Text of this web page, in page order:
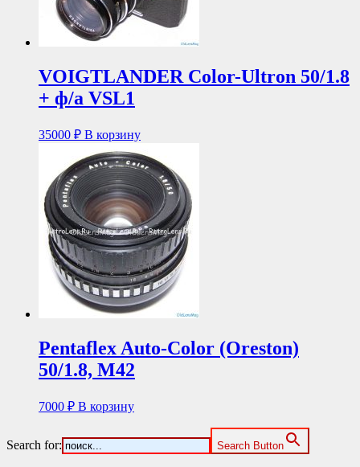
VOIGTLANDER Color-Ultron 50/1.8
+ ф/а VSL1
35000 ₽ В корзину
Pentaflex Auto-Color (Oreston)
50/1.8, М42
7000 ₽ В корзину
Search for: Search Button